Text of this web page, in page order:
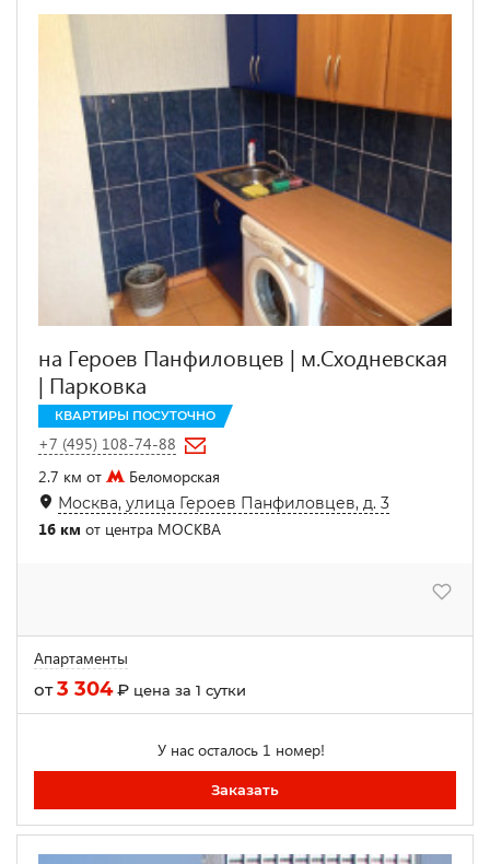
на Героев Панфиловцев | м.Сходневская
| Парковка
КВАРТИРЫ ПОСУТОЧНО
+7 (495) 108-74-88
2.7 км от
Беломорская
Москва, улица Героев Панфиловцев, д. 3
16 км от центра МОСКВА
Апартаменты
от3 304₽ цена за 1 сутки
У нас осталось 1 номер!
Заказать